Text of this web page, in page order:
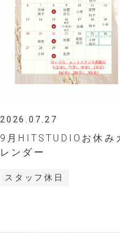
2026.07.27
9月HITSTUDIOお休み
レンダー
スタッフ休日